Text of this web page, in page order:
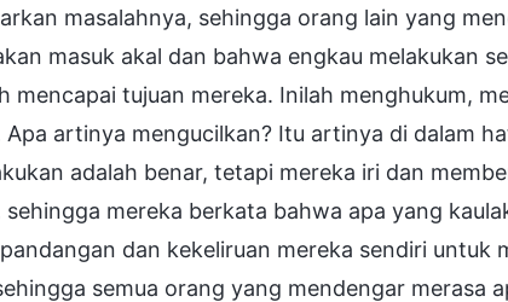
masalahnya, sehingga orang lain yang
masuk akal dan bahwa engkau melakukan
mencapai tujuan mereka. Inilah menghukum,
artinya mengucilkan? Itu artinya di dalam
adalah benar, tetapi mereka iri dan
mereka berkata bahwa apa yang
dan kekeliruan mereka sendiri untuk
semua orang yang mendengar merasa